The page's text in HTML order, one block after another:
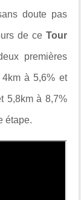
doute pas
de ceTour
premières
à 5,6% et
5,8km à 8,7%
étape.